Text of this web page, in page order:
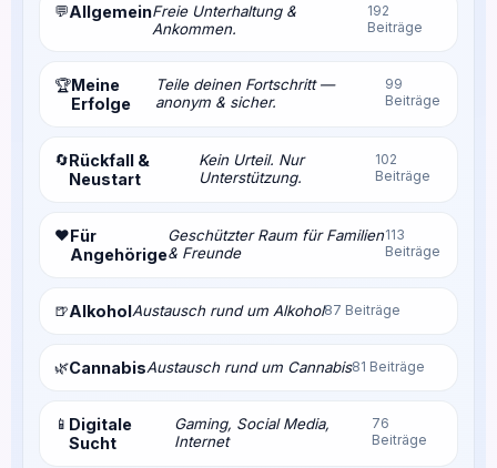
💬AllgemeinFreie Unterhaltung &
Ankommen.
192
Beiträge
🏆Meine
Erfolge
Teile deinen Fortschritt —
anonym & sicher.
99
Beiträge
🔄Rückfall &
Neustart
Kein Urteil. Nur
Unterstützung.
102
Beiträge
❤️Für
Angehörige
Geschützter Raum für Familien
& Freunde
113
Beiträge
🍺AlkoholAustausch rund um Alkohol87 Beiträge
🌿CannabisAustausch rund um Cannabis81 Beiträge
📱 Digitale
Sucht
Gaming, Social Media,
Internet
76
Beiträge